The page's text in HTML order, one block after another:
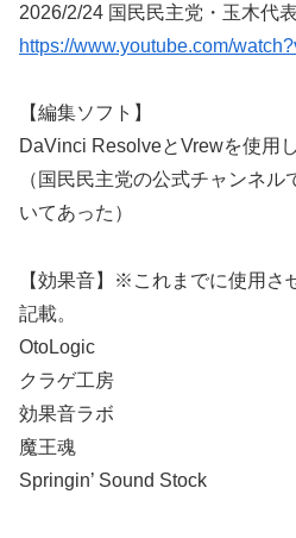
2026/2/24 国民民主党・玉木代
https://www.youtube.com/
【編集ソフト】
DaVinci ResolveとVrewを使用
（国民民主党の公式チャンネ
いてあった）
【効果音】※これまでに使用さ
記載。
OtoLogic
クラゲ工房
効果音ラボ
魔王魂
Springin’ Sound Stock